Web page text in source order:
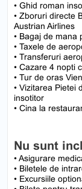
• Ghid roman
• Zboruri directe
Austrian Airlines
• Bagaj de mana
• Taxele de
• Transferuri
• Cazare 4 nopti
• Tur de oras
• Vizitarea Pietei
insotitor
• Cina la
Nu sunt
• Asigurare
• Biletele de
• Excursiile